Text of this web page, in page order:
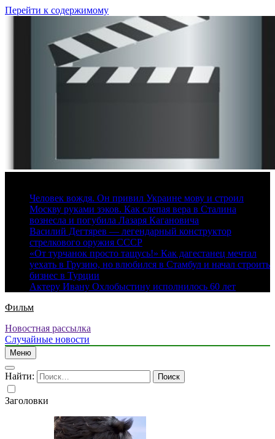
Перейти к содержимому
Человек вождя. Он привил Украине мову и строил
Москву руками зэков. Как слепая вера в Сталина
вознесла и погубила Лазаря Кагановича
Василий Дегтярев — легендарный конструктор
стрелкового оружия СССР
«От турчанок просто тащусь!» Как дагестанец мечтал
уехать в Грузию, но влюбился в Стамбул и начал строить
бизнес в Турции
Актеру Ивану Охлобыстину исполнилось 60 лет
Фильм
Новостная рассылка
Случайные новости
Меню
Найти:
Заголовки